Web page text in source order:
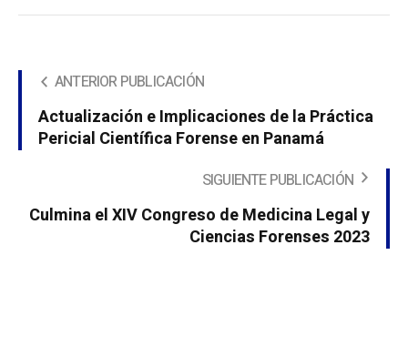
ANTERIOR PUBLICACIÓN
Actualización e Implicaciones de la Práctica
Pericial Científica Forense en Panamá
SIGUIENTE PUBLICACIÓN
Culmina el XIV Congreso de Medicina Legal y
Ciencias Forenses 2023